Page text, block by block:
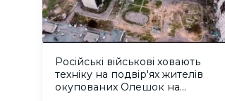
Російські військові ховають
техніку на подвір'ях жителів
окупованих Олешок на